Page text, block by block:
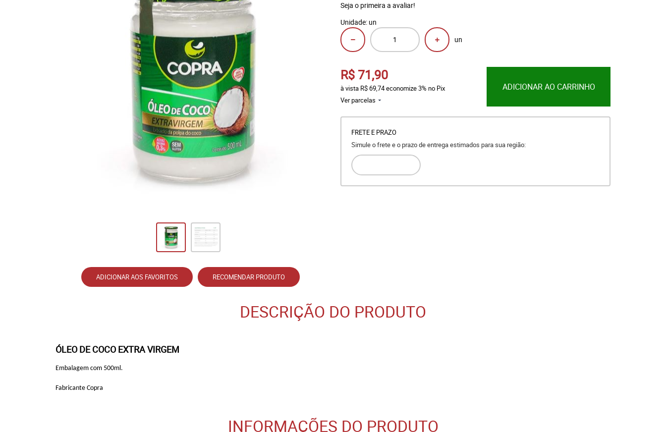
ADICIONAR AOS FAVORITOS RECOMENDAR PRODUTO
Seja o primeira a avaliar!
Unidade: un
un
R$ 71,90
à vista R$ 69,74economize3% no Pix
Ver parcelas
ADICIONAR AO CARRINHO
FRETE E PRAZO
Simule o frete e o prazo de entrega estimados para sua região:
DESCRIÇÃO DO PRODUTO
ÓLEO DE COCO EXTRA VIRGEM
Embalagem com 500ml.
Fabricante Copra
INFORMAÇÕES DO PRODUTO